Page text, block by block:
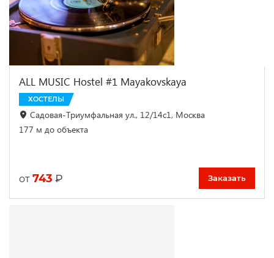
ALL MUSIC Hostel #1 Mayakovskaya
ХОСТЕЛЫ
Садовая-Триумфальная ул., 12/14с1, Москва
177 м до объекта
от 743 ₽ Заказать